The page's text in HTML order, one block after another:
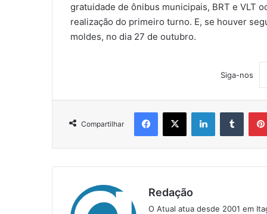
gratuidade de ônibus municipais, BRT e VLT
realização do primeiro turno. E, se houver
moldes, no dia 27 de outubro.
Siga-nos
Compartilhar
Redação
O Atual atua desde 2001 em